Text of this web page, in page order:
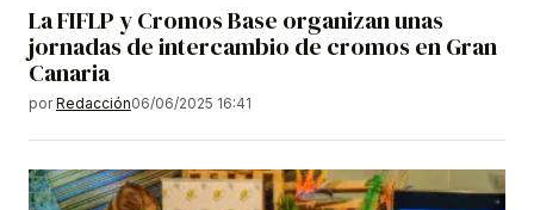
La FIFLP y Cromos Base organizan unas
jornadas de intercambio de cromos en Gran
Canaria
por Redacción06/06/2025 16:41